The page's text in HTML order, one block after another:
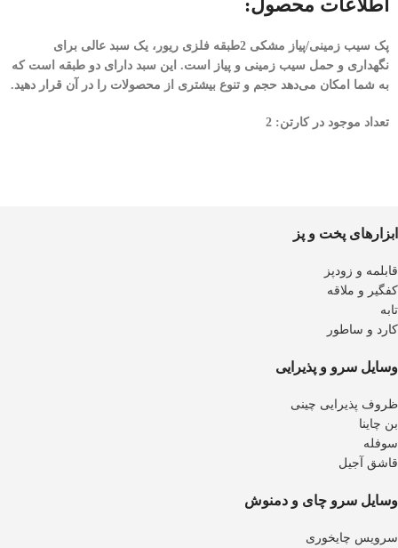
اطلاعات محصول:
پک سیب زمینی/پیاز مشکی 2طبقه فلزی ریور، یک سبد عالی برای
نگهداری و حمل سیب زمینی و پیاز است. این سبد دارای دو طبقه است که
به شما امکان می‌دهد حجم و تنوع بیشتری از محصولات را در آن قرار دهید.
تعداد موجود در کارتن: 2
ابزارهای پخت و پز
قابلمه و زودپز
کفگیر و ملاقه
تابه
کارد و ساطور
وسایل سرو و پذیرایی
ظروف پذیرایی چینی
بن چاینا
سوفله
قاشق آجیل
وسایل سرو چای و دمنوش
سرویس چایخوری